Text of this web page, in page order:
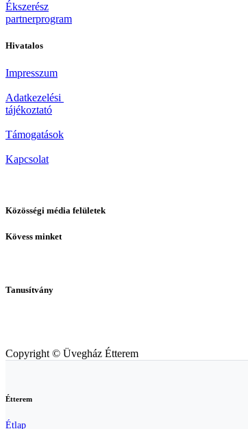
Ékszerész
partnerprogram
Hivatalos
Impresszum
Adatkezelési
tájékoztató
Támogatások
Kapcsolat
Közösségi média felületek
Kövess minket
Tanusítvány
Copyright © Üvegház Étterem
Étterem
Étlap